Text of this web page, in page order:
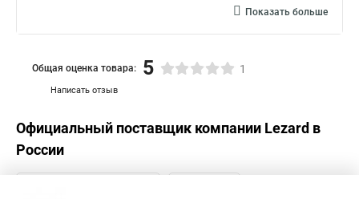
Показать больше
Написать отзыв
Общая оценка товара: 5 1
Официальный поставщик компании Lezard в
России